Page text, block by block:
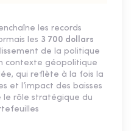
les records
les 3 700 dollars
de la politique
contexte géopolitique
qui reflète à la fois la
et l’impact des baisses
le rôle stratégique du